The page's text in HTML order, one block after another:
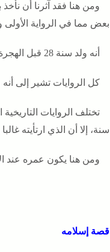
ومن هنا فقد آثرنا أن
بعض مما في الرواية الأولى
أنه ولد سنة 28 قبل الهجرة. وأنه أسلم في بدايات الدعوة الإسلامية (أحد الثمانية السابقين إلى الإسلام).
كل الروايات تشير إلى أنه
سنة، إلا أن الذي ارتأيته غالبا ومشهورا هو ( 64 ) سنة، ويقوي هذا الرأي ويؤكده تلك
ومن هنا يكون عمره عند
قصة إسلامه